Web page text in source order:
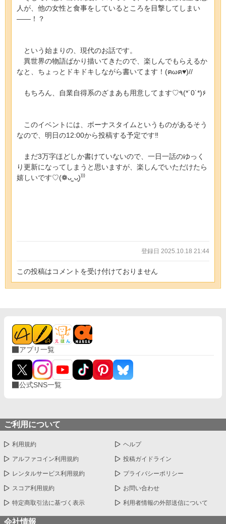
人が、他の女性と食事をしているところを目撃してしまい
――！？
という始まりの、現代のお話です。
異世界の物語ばかり描いてきたので、楽しんでもらえるか
なと、ちょっとドキドキしながら書いてます！(ฅωฅ♥)//
もちろん、自業自得系のざまあも用意してます♡٩(*˙0˙*)۶
このイベントには、ボーナスタイムというものがあるそう
なので、明日の12:00から投稿する予定です‼︎
まだ3万字ほどしか書けていないので、一日一話のゆっく
り更新になってしまうと思いますが、楽しんでいただけたら
嬉しいです♡(❁ᴗ͈ˬᴗ͈)⁾⁾⁾
登録日 2025.10.18 21:44
この投稿はコメントを受け付けておりません
アプリ一覧
公式SNS一覧
ご利用について
利用規約 ヘルプ
アルファコイン利用規約 投稿ガイドライン
レンタルサービス利用規約 プライバシーポリシー
スコア利用規約 お問い合わせ
特定商取引法に基づく表示 利用者情報の外部送信について
会社情報